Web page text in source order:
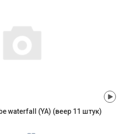
waterfall (YA) (веер 11 штук)